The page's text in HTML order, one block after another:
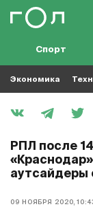
Спорт
Экономика
РПЛ после
«Краснодар»
аутсайдеры
09 НОЯБРЯ 2020,